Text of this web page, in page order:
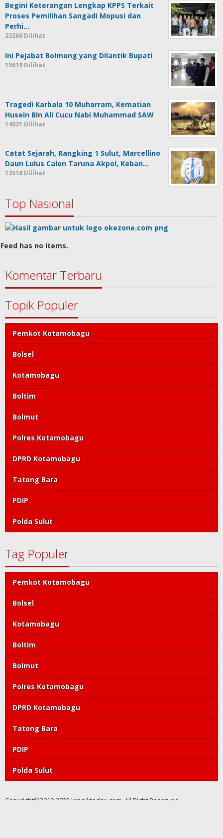
Begini Keterangan Lengkap KPPS Terkait
Proses Pemilihan Sangadi Mopusi dan
Perhi…
23266 Dilihat
Ini Pejabat Bolmong yang Dilantik Bupati
15619 Dilihat
Tragedi Karbala 10 Muharram, Kematian
Husein Bin Ali Cucu Nabi Muhammad SAW
14021 Dilihat
Catat Sejarah, Rangking 1 Sulut, Marcellino
Daun Lulus Calon Taruna Akpol, Keban…
13518 Dilihat
Top Nasional
Feed has no items.
Komentar Terbaru
Topik Populer
Pemkot Kotamobagu
Bolsel
Kotamobagu
Boltim
Bolmut
Polres Kotamobagu
DPRD Kotamobagu
Tatong Bara
PDIP
Polda Sulut
Tag Populer
Pemkot Kotamobagu
Bolsel
Kotamobagu
Boltim
Bolmut
Polres Kotamobagu
DPRD Kotamobagu
Tatong Bara
PDIP
Polda Sulut
Copyright©2019-2022 kroniktoday.com. All Right Reserved